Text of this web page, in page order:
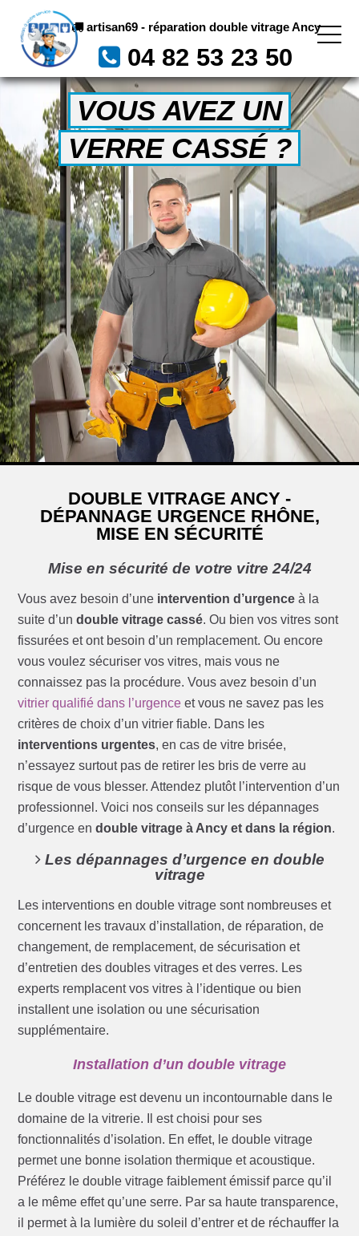
artisan69 - réparation double vitrage Ancy
04 82 53 23 50
VOUS AVEZ UN
VERRE CASSÉ ?
DOUBLE VITRAGE ANCY -
DÉPANNAGE URGENCE RHÔNE,
MISE EN SÉCURITÉ
Mise en sécurité de votre vitre 24/24
Vous avez besoin d’une intervention d’urgence à la
suite d’undouble vitrage cassé. Ou bien vos vitres sont
fissurées et ont besoin d’un remplacement. Ou encore
vous voulez sécuriser vos vitres, mais vous ne
connaissez pas la procédure. Vous avez besoin d’un
vitrier qualifié dans l’urgence et vous ne savez pas les
critères de choix d’un vitrier fiable. Dans les
interventions urgentes, en cas de vitre brisée,
n’essayez surtout pas de retirer les bris de verre au
risque de vous blesser. Attendez plutôt l’intervention d’un
professionnel. Voici nos conseils sur les dépannages
d’urgence endouble vitrage à Ancy et dans la région.
Les dépannages d’urgence en double
vitrage
Les interventions en double vitrage sont nombreuses et
concernent les travaux d’installation, de réparation, de
changement, de remplacement, de sécurisation et
d’entretien des doubles vitrages et des verres. Les
experts remplacent vos vitres à l’identique ou bien
installent une isolation ou une sécurisation
supplémentaire.
Installation d’un double vitrage
Le double vitrage est devenu un incontournable dans le
domaine de la vitrerie. Il est choisi pour ses
fonctionnalités d’isolation. En effet, le double vitrage
permet une bonne isolation thermique et acoustique.
Préférez le double vitrage faiblement émissif parce qu’il
a le même effet qu’une serre. Par sa haute transparence,
il permet à la lumière du soleil d’entrer et de réchauffer la